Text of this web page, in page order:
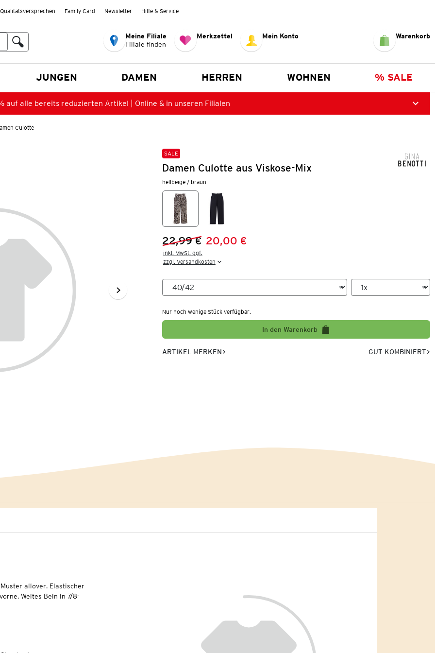
Qualitätsversprechen Family Card Newsletter Hilfe & Service
Meine Filiale
Filiale finden
Merkzettel Mein Konto Warenkorb
JUNGEN DAMEN HERREN WOHNEN % SALE
auf alle bereits reduzierten Artikel | Online & in unseren Filialen
Culotte
SALE
Damen Culotte aus Viskose-Mix
hellbeige / braun
Vorheriger Preis:
22,99 €
Neuer Preis:20,00 €
inkl. MwSt. ggf.
zzgl. Versandkosten
Nur noch wenige Stück verfügbar.
In den Warenkorb
ARTIKEL MERKEN GUT KOMBINIERT
allover. Elastischer
Weites Bein in 7/8-